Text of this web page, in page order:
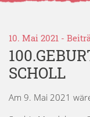
10. Mai 2021 -
SCHOLL
Am 9. Mai 2021